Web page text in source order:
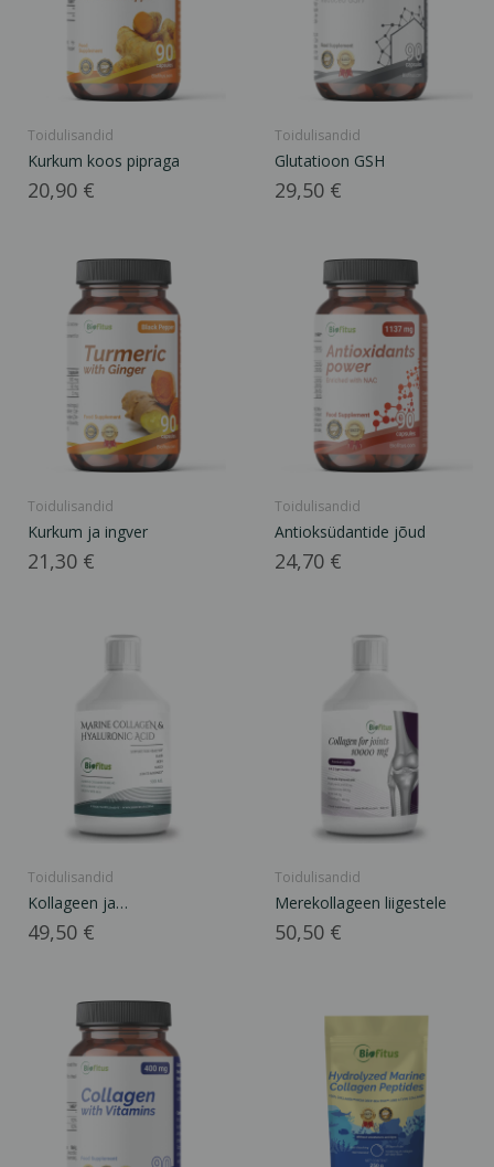
Toidulisandid
Kurkum koos pipraga
Hind
20,90 €
Toidulisandid
Glutatioon GSH
Hind
29,50 €
Toidulisandid
Kurkum ja ingver
Hind
21,30 €
Toidulisandid
Antioksüdantide jõud
Hind
24,70 €
Toidulisandid
Kollageen ja
hüaluroonhape
Hind
49,50 €
Toidulisandid
Merekollageen liigestele
Hind
50,50 €